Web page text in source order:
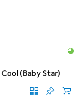
(Baby Star)